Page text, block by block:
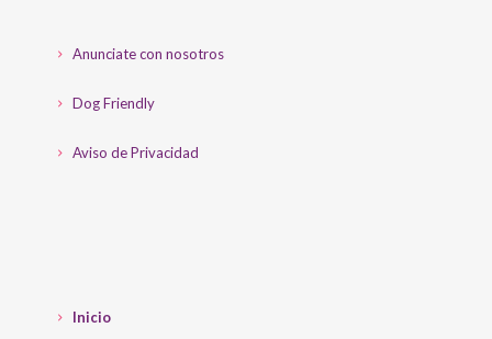
Anunciate con nosotros
Dog Friendly
Aviso de Privacidad
Inicio